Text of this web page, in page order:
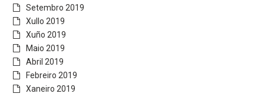
Setembro 2019
Xullo 2019
Xuño 2019
Maio 2019
Abril 2019
Febreiro 2019
Xaneiro 2019